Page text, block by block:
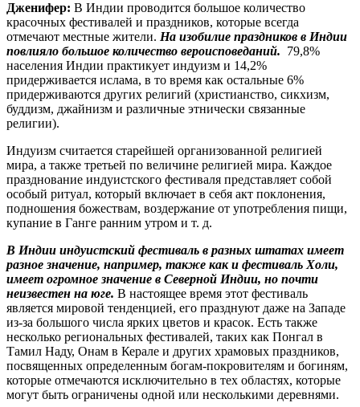
Дженифер: В Индии проводится большое количество
красочных фестивалей и праздников, которые всегда
отмечают местные жители. На изобилие праздников в Индии
повлияло большое количество вероисповеданий. 79,8%
населения Индии практикует индуизм и 14,2%
придерживается ислама, в то время как остальные 6%
придерживаются других религий (христианство, сикхизм,
буддизм, джайнизм и различные этнически связанные
религии).
Индуизм считается старейшей организованной религией
мира, а также третьей по величине религией мира. Каждое
празднование индуистского фестиваля представляет собой
особый ритуал, который включает в себя акт поклонения,
подношения божествам, воздержание от употребления пищи,
купание в Ганге ранним утром и т. д.
В Индии индуистский фестиваль в разных штатах имеет
разное значение, например, также как и фестиваль Холи,
имеет огромное значение в Северной Индии, но почти
неизвестен на юге. В настоящее время этот фестиваль
является мировой тенденцией, его празднуют даже на Западе
из-за большого числа ярких цветов и красок. Есть также
несколько региональных фестивалей, таких как Понгал в
Тамил Наду, Онам в Керале и других храмовых праздников,
посвященных определенным богам-покровителям и богиням,
которые отмечаются исключительно в тех областях, которые
могут быть ограничены одной или несколькими деревнями.